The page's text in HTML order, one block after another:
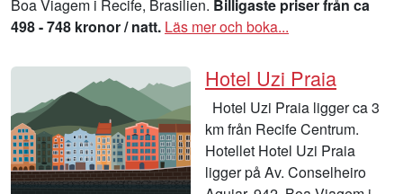
Boa Viagem i Recife, Brasilien. Billigaste priser från ca
498 - 748 kronor / natt. Läs mer och boka...
Hotel Uzi Praia
Hotel Uzi Praia ligger ca 3
km från Recife Centrum.
Hotellet Hotel Uzi Praia
ligger på Av. Conselheiro